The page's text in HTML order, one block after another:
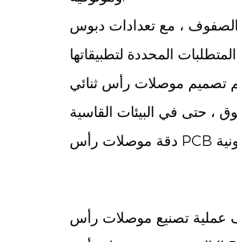
الصفوف ، مع تعدادات دبوس
تصميم موصلات رأس ثنائي
دقة موصلات رأس PCB